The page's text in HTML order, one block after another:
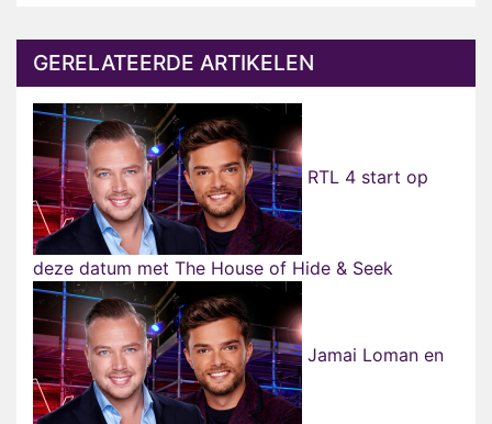
GERELATEERDE ARTIKELEN
RTL 4 start op
deze datum met The House of Hide & Seek
Jamai Loman en